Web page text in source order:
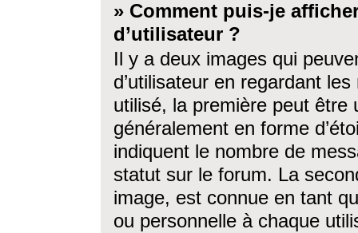
» Comment puis-je
d’utilisateur ?
Il y a deux images qui
d’utilisateur en regardant
utilisé, la première peut être
généralement en forme
indiquent le nombre de
statut sur le forum. La
image, est connue en tant
ou personnelle à chaque